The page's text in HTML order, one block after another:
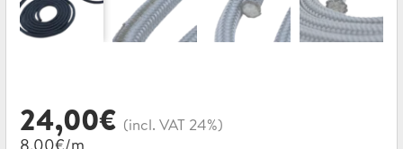
24,00€ (incl. VAT 24%)